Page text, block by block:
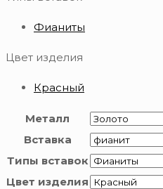
Фианиты
Цвет изделия
Красный
Металл
Вставка
Типы вставок
Цвет изделия